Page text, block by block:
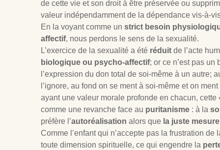
de cette vie et son droit à être préservée ou
valeur indépendamment de la dépendance vis-à-
En la voyant comme un strict besoin
affectif, nous perdons le sens de la sexualité.
L’exercice de la sexualité a été réduit de l’acte
biologique ou psycho-affectif; or ce n’est pas un
l’expression du don total de soi-même à un autre;
l’ignore, au fond on se ment à soi-même et on
ayant une valeur morale profonde en chacun,
comme une revanche face au puritanisme : à la
préfère l’autoréalisation alors que la juste
Comme l’enfant qui n’accepte pas la frustration de
toute dimension spirituelle, ce qui engendre la